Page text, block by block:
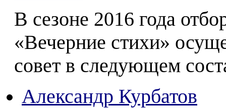
В сезоне 2016 года
«Вечерние стихи»
совет в следующем
Александр Курбатов